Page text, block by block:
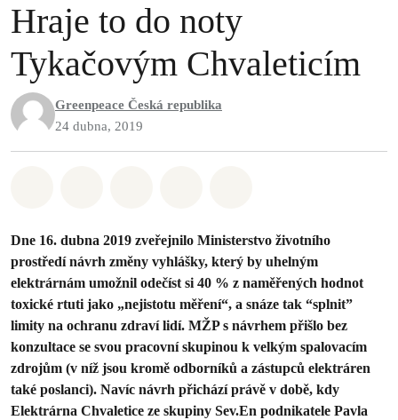
Hraje to do noty
Tykačovým Chvaleticím
Greenpeace Česká republika
24 dubna, 2019
Dne 16. dubna 2019 zveřejnilo Ministerstvo životního
prostředí návrh změny vyhlášky, který by uhelným
elektrárnám umožnil odečíst si 40 % z naměřených hodnot
toxické rtuti jako „nejistotu měření“, a snáze tak “splnit”
limity na ochranu zdraví lidí. MŽP s návrhem přišlo bez
konzultace se svou pracovní skupinou k velkým spalovacím
zdrojům (v níž jsou kromě odborníků a zástupců elektráren
také poslanci). Navíc návrh přichází právě v době, kdy
Elektrárna Chvaletice ze skupiny Sev.En podnikatele Pavla